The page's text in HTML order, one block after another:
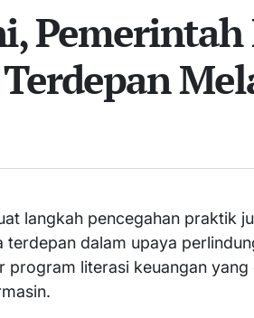
langkah pencegahan praktik
dalam upaya
program literasi keuangan